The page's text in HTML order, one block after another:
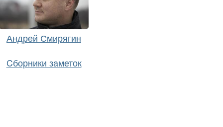
Андрей Смирягин
Cборники заметок